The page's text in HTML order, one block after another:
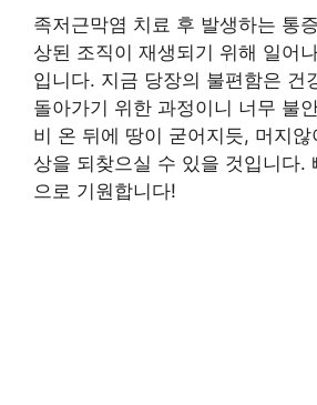
족저근막염 치료 후 발생하는 통
상된 조직이 재생되기 위해 일어
입니다. 지금 당장의 불편함은 건
돌아가기 위한 과정이니 너무 불
비 온 뒤에 땅이 굳어지듯, 머지
상을 되찾으실 수 있을 것입니다.
으로 기원합니다!